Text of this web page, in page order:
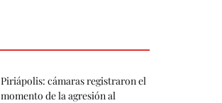
Piriápolis: cámaras registraron el
momento de la agresión al